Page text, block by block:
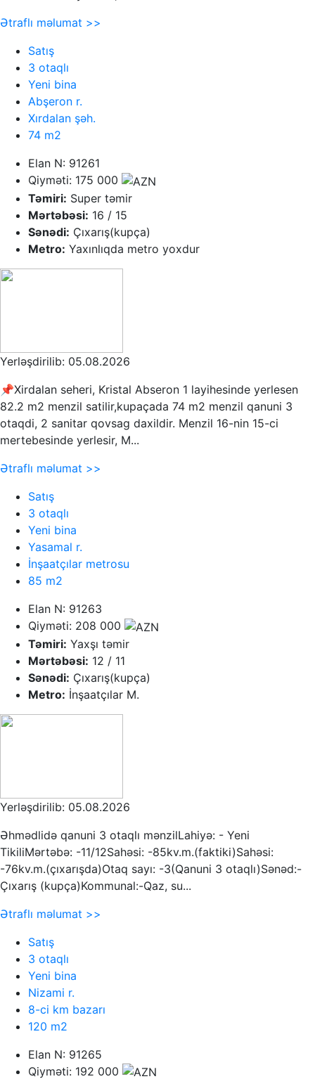
Ətraflı məlumat >>
Satış
3 otaqlı
Yeni bina
Abşeron r.
Xırdalan şəh.
74 m2
Elan N: 91261
Qiyməti: 175 000
Təmiri: Super təmir
Mərtəbəsi: 16 / 15
Sənədi: Çıxarış(kupça)
Metro: Yaxınlıqda metro yoxdur
Yerləşdirilib: 05.08.2026
📌Xirdalan seheri, Kristal Abseron 1 layihesinde yerlesen
82.2 m2 menzil satilir,kupaçada 74 m2 menzil qanuni 3
otaqdi, 2 sanitar qovsag daxildir. Menzil 16-nin 15-ci
mertebesinde yerlesir, M...
Ətraflı məlumat >>
Satış
3 otaqlı
Yeni bina
Yasamal r.
İnşaatçılar metrosu
85 m2
Elan N: 91263
Qiyməti: 208 000
Təmiri: Yaxşı təmir
Mərtəbəsi: 12 / 11
Sənədi: Çıxarış(kupça)
Metro: İnşaatçılar M.
Yerləşdirilib: 05.08.2026
Əhmədlidə qanuni 3 otaqlı mənzilLahiyə: - Yeni
TikiliMərtəbə: -11/12Sahəsi: -85kv.m.(faktiki)Sahəsi:
-76kv.m.(çıxarışda)Otaq sayı: -3(Qanuni 3 otaqlı)Sənəd:-
Çıxarış (kupça)Kommunal:-Qaz, su...
Ətraflı məlumat >>
Satış
3 otaqlı
Yeni bina
Nizami r.
8-ci km bazarı
120 m2
Elan N: 91265
Qiyməti: 192 000